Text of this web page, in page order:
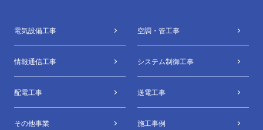
電気設備⼯事 空調・管⼯事
情報通信⼯事 システム制御⼯事
配電⼯事 送電⼯事
その他事業 施工事例